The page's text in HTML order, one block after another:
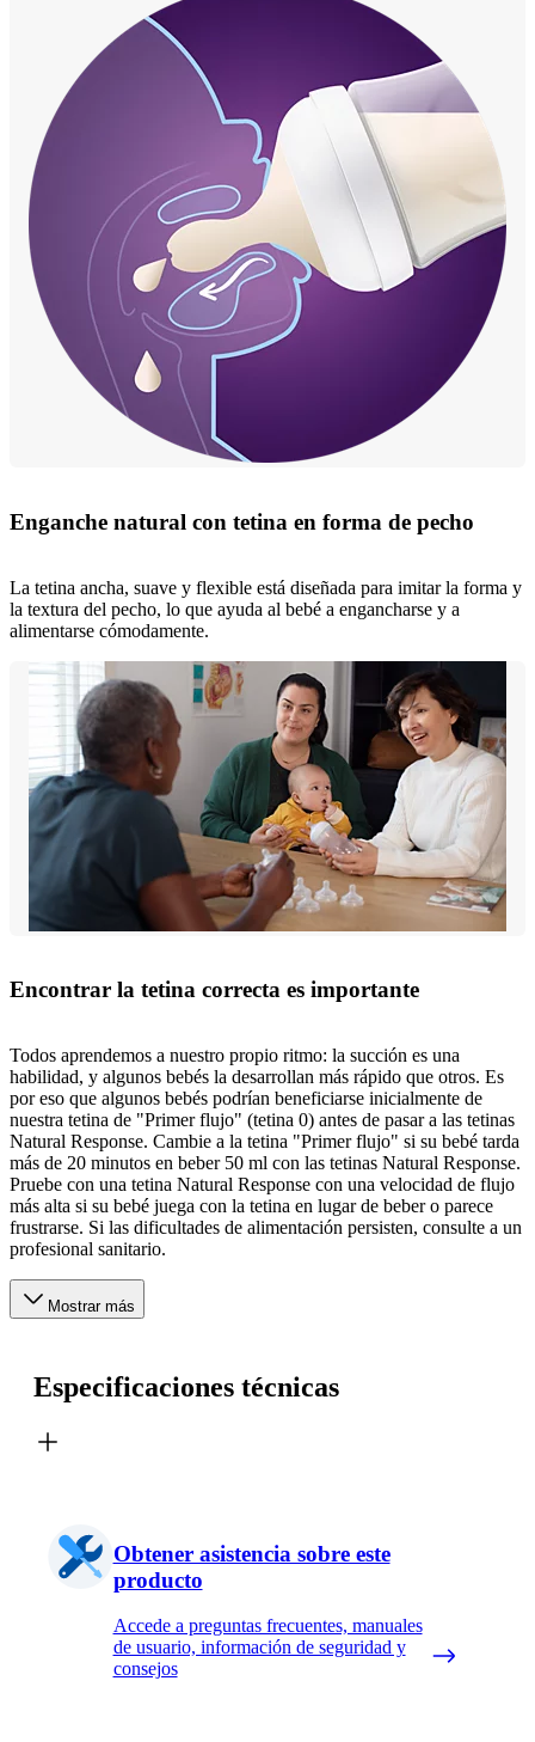
Enganche natural con tetina en forma de pecho
La tetina ancha, suave y flexible está diseñada para imitar la forma y
la textura del pecho, lo que ayuda al bebé a engancharse y a
alimentarse cómodamente.
Encontrar la tetina correcta es importante
Todos aprendemos a nuestro propio ritmo: la succión es una
habilidad, y algunos bebés la desarrollan más rápido que otros. Es
por eso que algunos bebés podrían beneficiarse inicialmente de
nuestra tetina de "Primer flujo" (tetina 0) antes de pasar a las tetinas
Natural Response. Cambie a la tetina "Primer flujo" si su bebé tarda
más de 20 minutos en beber 50 ml con las tetinas Natural Response.
Pruebe con una tetina Natural Response con una velocidad de flujo
más alta si su bebé juega con la tetina en lugar de beber o parece
frustrarse. Si las dificultades de alimentación persisten, consulte a un
profesional sanitario.
Mostrar más
Especificaciones técnicas
Obtener asistencia sobre este
producto
Accede a preguntas frecuentes, manuales
de usuario, información de seguridad y
consejos